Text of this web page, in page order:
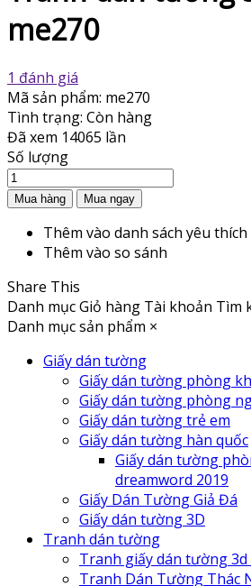
me270
1 đánh giá
Mã sản phẩm: me270
Tình trạng: Còn hàng
Đã xem 14065 lần
Số lượng
Thêm vào danh sách yêu thích
Thêm vào so sánh
Share This
Danh mụcGiỏ hàng Tài khoản Tìm
Danh mục sản phẩm ×
Giấy dán tường
Giấy dán tường phòng
Giấy dán tường phòng
Giấy dán tường trẻ em
Giấy dán tường hàn quốc
Giấy dán tường
dreamword 2019
Giấy Dán Tường Giả Đá
Giấy dán tường 3D
Tranh dán tường
Tranh giấy dán tường
Tranh Dán Tường Thác